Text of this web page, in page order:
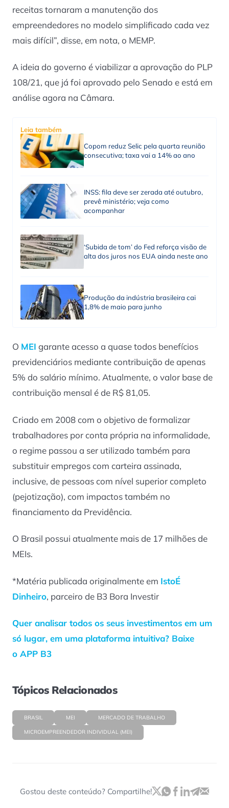
receitas tornaram a manutenção dos
empreendedores no modelo simplificado cada vez
mais difícil”, disse, em nota, o MEMP.
A ideia do governo é viabilizar a aprovação do PLP
108/21, que já foi aprovado pelo Senado e está em
análise agora na Câmara.
Leia também
Copom reduz Selic pela quarta reunião
consecutiva; taxa vai a 14% ao ano
INSS: fila deve ser zerada até outubro,
prevê ministério; veja como
acompanhar
‘Subida de tom’ do Fed reforça visão de
alta dos juros nos EUA ainda neste ano
Produção da indústria brasileira cai
1,8% de maio para junho
O MEI garante acesso a quase todos benefícios
previdenciários mediante contribuição de apenas
5% do salário mínimo. Atualmente, o valor base de
contribuição mensal é de R$ 81,05.
Criado em 2008 com o objetivo de formalizar
trabalhadores por conta própria na informalidade,
o regime passou a ser utilizado também para
substituir empregos com carteira assinada,
inclusive, de pessoas com nível superior completo
(pejotização), com impactos também no
financiamento da Previdência.
O Brasil possui atualmente mais de 17 milhões de
MEIs.
*Matéria publicada originalmente em IstoÉ
Dinheiro, parceiro de B3 Bora Investir
Quer analisar todos os seus investimentos em um
só lugar, em uma plataforma intuitiva? Baixe
o APP B3
Tópicos Relacionados
BRASIL MEI MERCADO DE TRABALHO
MICROEMPREENDEDOR INDIVIDUAL (MEI)
Gostou deste conteúdo? Compartilhe!